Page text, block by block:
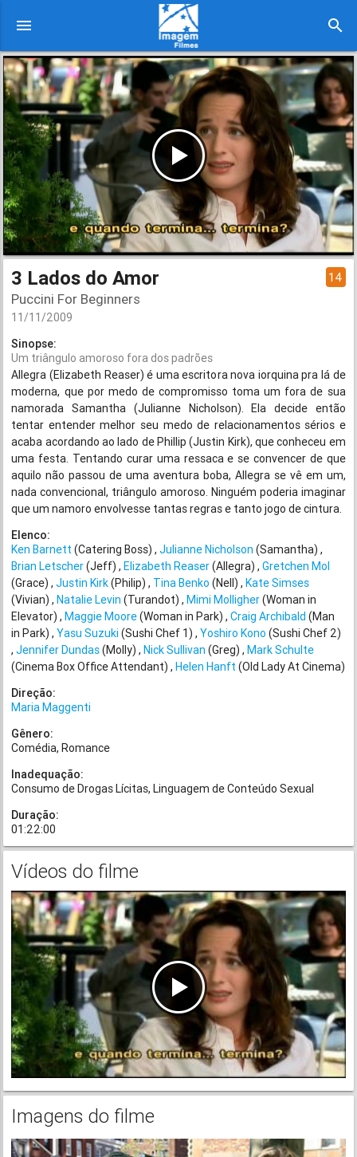
menu search
3 Lados do Amor 14
Puccini For Beginners
11/11/2009
Sinopse:
Um triângulo amoroso fora dos padrões
Allegra (Elizabeth Reaser) é uma escritora nova iorquina pra lá de
moderna, que por medo de compromisso toma um fora de sua
namorada Samantha (Julianne Nicholson). Ela decide então
tentar entender melhor seu medo de relacionamentos sérios e
acaba acordando ao lado de Phillip (Justin Kirk), que conheceu em
uma festa. Tentando curar uma ressaca e se convencer de que
aquilo não passou de uma aventura boba, Allegra se vê em um,
nada convencional, triângulo amoroso. Ninguém poderia imaginar
que um namoro envolvesse tantas regras e tanto jogo de cintura.
Elenco:
Ken Barnett (Catering Boss) Julianne Nicholson (Samantha)
Brian Letscher(Jeff) Elizabeth Reaser(Allegra) Gretchen Mol
(Grace) Justin Kirk(Philip) Tina Benko (Nell) Kate Simses
(Vivian) Natalie Levin (Turandot) Mimi Molligher(Woman in
Elevator) Maggie Moore(Woman in Park) Craig Archibald (Man
in Park) Yasu Suzuki (Sushi Chef 1) Yoshiro Kono (Sushi Chef 2)
Jennifer Dundas(Molly) Nick Sullivan (Greg) Mark Schulte
(Cinema Box Office Attendant) Helen Hanft (Old Lady At Cinema)
Direção:
Maria Maggenti
Gênero:
Comédia Romance
Inadequação:
Consumo de Drogas Lícitas Linguagem de Conteúdo Sexual
Duração:
01:22:00
Vídeos do filme
Imagens do filme